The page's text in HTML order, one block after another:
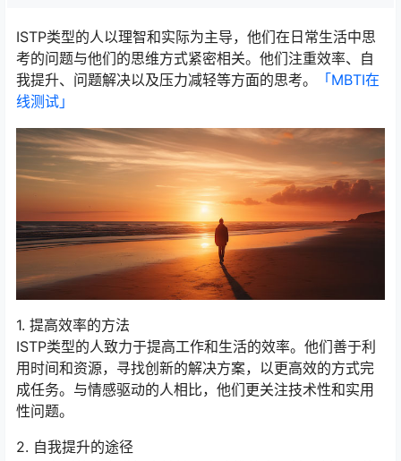
ISTP类型的人以理智和实际为主导，他们在日常生活中思
考的问题与他们的思维方式紧密相关。他们注重效率、自
我提升、问题解决以及压力减轻等方面的思考。
「MBTI在
线测试​」
1. 提高效率的方法
ISTP类型的人致力于提高工作和生活的效率。他们善于利
用时间和资源，寻找创新的解决方案，以更高效的方式完
成任务。与情感驱动的人相比，他们更关注技术性和实用
性问题。
2. 自我提升的途径